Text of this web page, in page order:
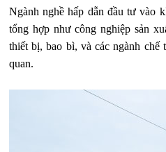
Ngành nghề hấp dẫn đầu tư vào
tổng hợp như công nghiệp sản
thiết bị, bao bì, và các ngành chế
quan.